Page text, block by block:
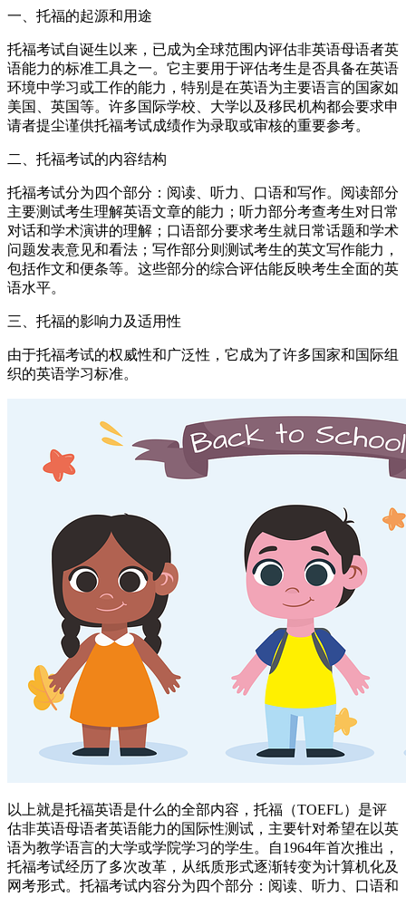
一、托福的起源和用途
托福考试自诞生以来，已成为全球范围内评估非英语母语者英
语能力的标准工具之一。它主要用于评估考生是否具备在英语
环境中学习或工作的能力，特别是在英语为主要语言的国家如
美国、英国等。许多国际学校、大学以及移民机构都会要求申
请者提尘谨供托福考试成绩作为录取或审核的重要参考。
二、托福考试的内容结构
托福考试分为四个部分：阅读、听力、口语和写作。阅读部分
主要测试考生理解英语文章的能力；听力部分考查考生对日常
对话和学术演讲的理解；口语部分要求考生就日常话题和学术
问题发表意见和看法；写作部分则测试考生的英文写作能力，
包括作文和便条等。这些部分的综合评估能反映考生全面的英
语水平。
三、托福的影响力及适用性
由于托福考试的权威性和广泛性，它成为了许多国家和国际组
织的英语学习标准。
以上就是托福英语是什么的全部内容，托福（TOEFL）是评
估非英语母语者英语能力的国际性测试，主要针对希望在以英
语为教学语言的大学或学院学习的学生。自1964年首次推出，
托福考试经历了多次改革，从纸质形式逐渐转变为计算机化及
网考形式。托福考试内容分为四个部分：阅读、听力、口语和